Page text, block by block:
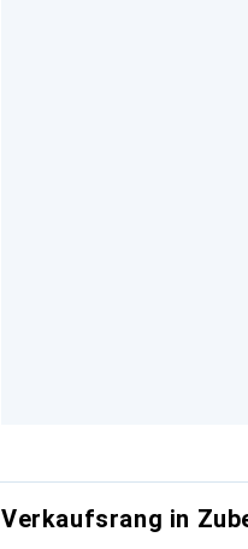
Verkaufsrang in